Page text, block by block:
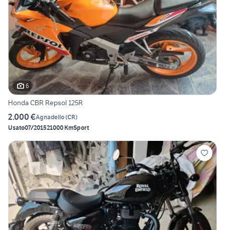
6
Honda CBR Repsol 125R
2.000 €Agnadello(CR)
Usato07/201521000 KmSport